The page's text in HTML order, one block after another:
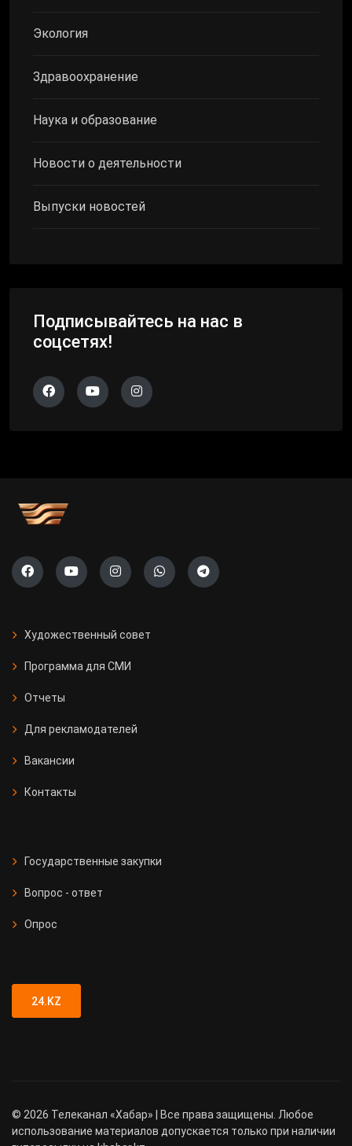
Экология
Здравоохранение
Наука и образование
Новости о деятельности
Выпуски новостей
Подписывайтесь на нас в
соцсетях!
Художественный совет
Программа для СМИ
Отчеты
Для рекламодателей
Вакансии
Контакты
Государственные закупки
Вопрос - ответ
Опрос
24.KZ
© 2026 Телеканал «Хабар» | Все права защищены. Любое
использование материалов допускается только при наличии